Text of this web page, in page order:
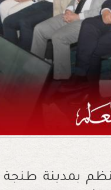
بمدينة طنجة